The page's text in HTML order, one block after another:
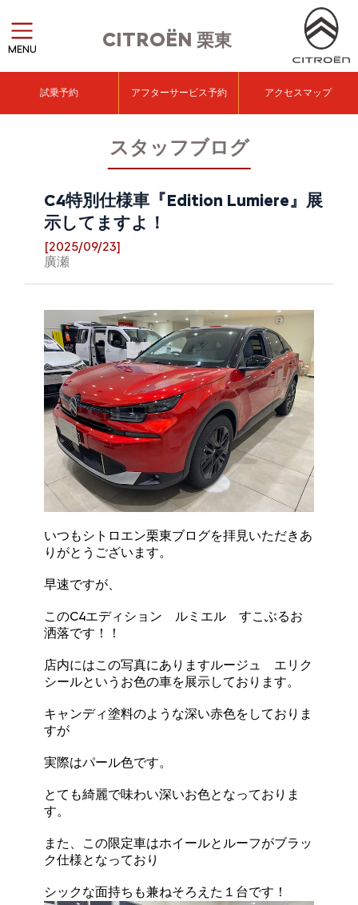
CITROËN 栗東
MENU
試乗予約 アフターサービス予約 アクセスマップ
スタッフブログ
C4特別仕様車『Edition Lumiere』展
示してますよ！
[2025/09/23]
廣瀬
いつもシトロエン栗東ブログを拝見いただきあ
りがとうございます。
早速ですが、
このC4エディション ルミエル すこぶるお
洒落です！！
店内にはこの写真にありますルージュ エリク
シールというお色の車を展示しております。
キャンディ塗料のような深い赤色をしておりま
すが
実際はパール色です。
とても綺麗で味わい深いお色となっておりま
す。
また、この限定車はホイールとルーフがブラッ
ク仕様となっており
シックな面持ちも兼ねそろえた１台です！